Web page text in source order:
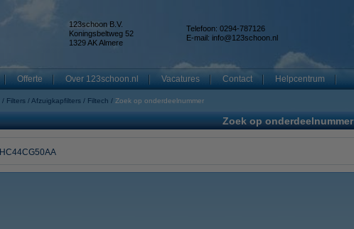
123schoon B.V.
Koningsbeltweg 52
1329 AK Almere
Telefoon: 0294-787126
E-mail: info@123schoon.nl
Offerte Over 123schoon.nl Vacatures Contact Helpcentrum
Filters Afzuigkapfilters Filtech Zoek op onderdeelnummer
Zoek op onderdeelnummer
HC44CG50AA